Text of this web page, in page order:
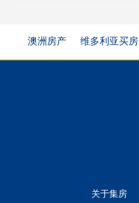
澳洲房产 维多利亚买房
关于集房